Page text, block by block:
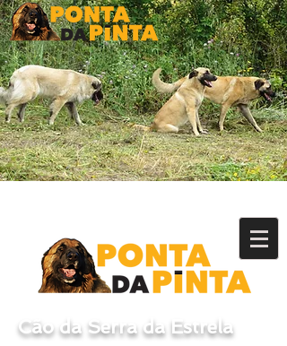
Cão da Serra da Estrela